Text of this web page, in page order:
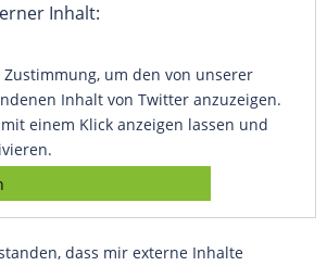
Inhalt:
um den von unserer
Inhalt von Twitter anzuzeigen.
einem Klick anzeigen lassen und
dass mir externe Inhalte